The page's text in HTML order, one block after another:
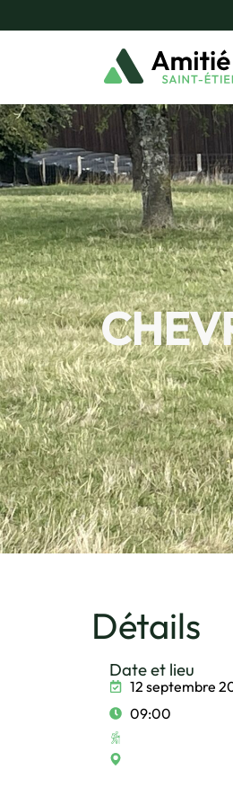
Détails
Date et lieu
12 septembre
09:00